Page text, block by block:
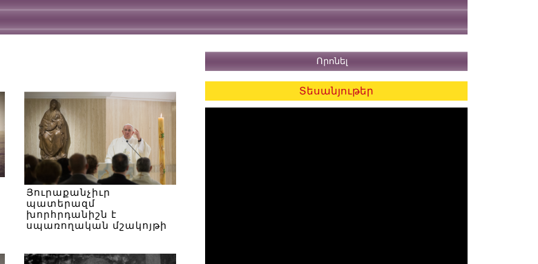
Յուրաքանչիւր
պատերազմ
խորհրդանիշն է
սպառողական մշակոյթի
Տեսանյութեր